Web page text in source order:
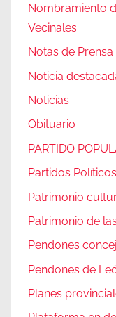
Nombramiento
Vecinales
Notas de Prensa
Noticia
Noticias
Obituario
PARTIDO
Partidos Políticos
Patrimonio
Patrimonio de
Pendones
Pendones de
Planes